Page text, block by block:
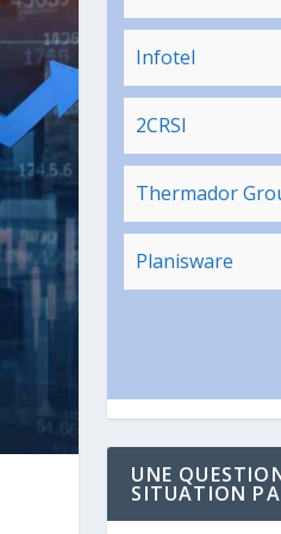
Infotel
2CRSI
Thermador
Planisware
UNE
SITUATION